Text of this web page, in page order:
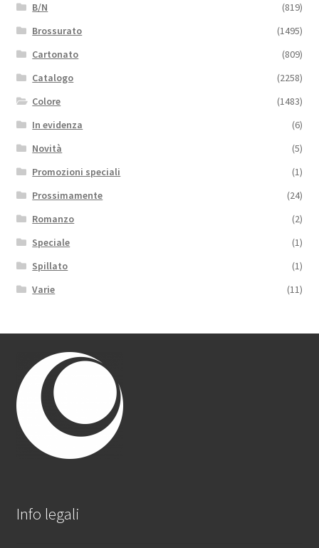
B/N
(819)
Brossurato
(1495)
Cartonato
(809)
Catalogo
(2258)
Colore
(1483)
In evidenza
(6)
Novità
(5)
Promozioni speciali
(1)
Prossimamente
(24)
Romanzo
(2)
Speciale
(1)
Spillato
(1)
Varie
(11)
Info legali